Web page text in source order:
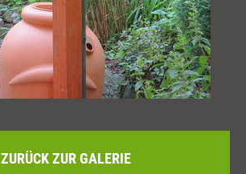
ZURÜCK ZUR GALERIE